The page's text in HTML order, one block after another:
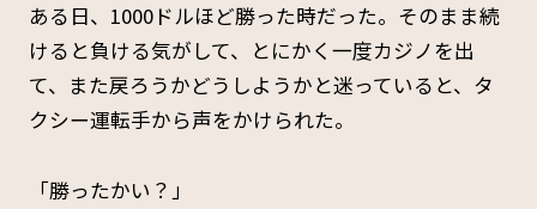
ある日、1000ドルほど勝った時だった。そのまま続
けると負ける気がして、とにかく一度カジノを出
て、また戻ろうかどうしようかと迷っていると、タ
クシー運転手から声をかけられた。
「勝ったかい？」